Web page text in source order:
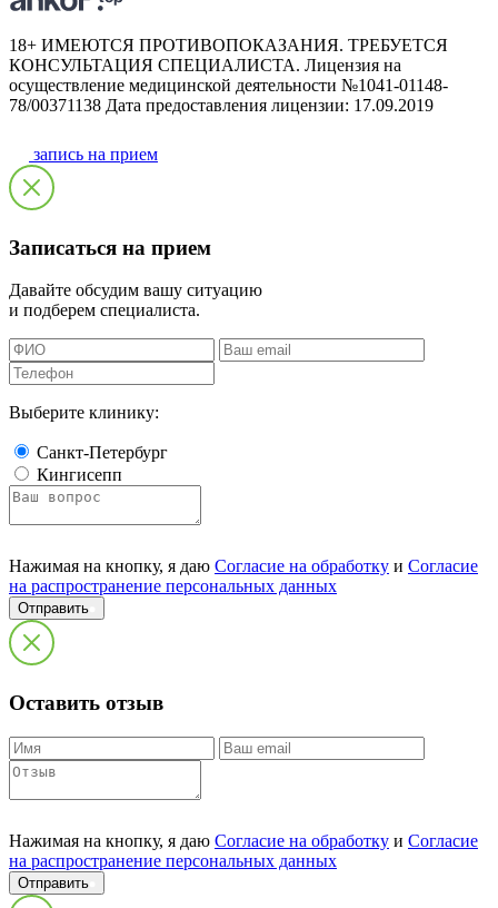
18+ ИМЕЮТСЯ ПРОТИВОПОКАЗАНИЯ. ТРЕБУЕТСЯ
КОНСУЛЬТАЦИЯ СПЕЦИАЛИСТА. Лицензия на
осуществление медицинской деятельности №1041-01148-
78/00371138 Дата предоставления лицензии: 17.09.2019
запись на прием
Записаться на прием
Давайте обсудим вашу ситуацию
и подберем специалиста.
Выберите клинику:
Санкт-Петербург
Кингисепп
Нажимая на кнопку, я даю Согласие на обработку и Согласие
на распространение персональных данных
Отправить
Оставить отзыв
Нажимая на кнопку, я даю Согласие на обработку и Согласие
на распространение персональных данных
Отправить